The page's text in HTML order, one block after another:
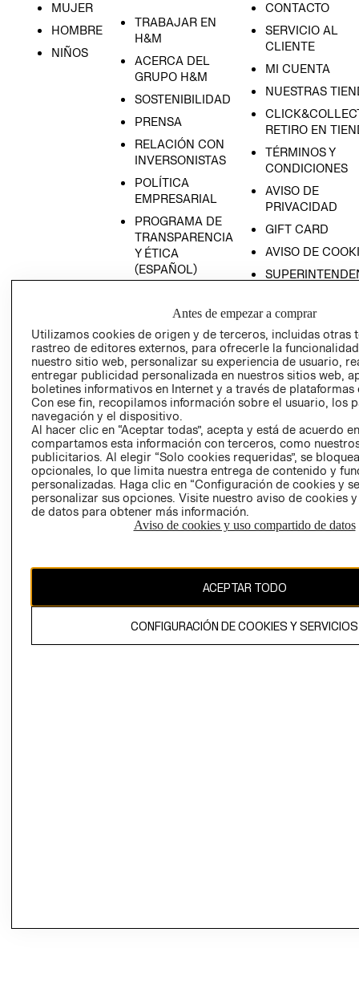
MUJER
HOMBRE
NIÑOS
TRABAJAR EN
H&M
ACERCA DEL
GRUPO H&M
SOSTENIBILIDAD
PRENSA
RELACIÓN CON
INVERSONISTAS
POLÍTICA
EMPRESARIAL
PROGRAMA DE
TRANSPARENCIA
Y ÉTICA
(ESPAÑOL)
TRANSPARENCIA
CONTACTO
SERVICIO AL
CLIENTE
MI CUENTA
NUESTRAS
RETIRO EN
TÉRMINOS Y
CONDICIONES
AVISO DE
PRIVACIDAD
GIFT CARD
AVISO DE
PETICIONES
QUEJAS Y
RECLAMOS
Colombia ($)
CAMBIAR REGIÓN
El contenido de esta página web está protegido por copyright y es
propiedad de H&M Hennes & Mauritz AB.
Antes de empezar a comprar
Utilizamos cookies de origen y de terceros, incluidas otras
rastreo de editores externos, para ofrecerle la
nuestro sitio web, personalizar su experiencia de usuario,
entregar publicidad personalizada en nuestros sitios web,
boletines informativos en Internet y a través de plataformas
Con ese fin, recopilamos información sobre el usuario, los
navegación y el dispositivo.
Al hacer clic en “Aceptar todas”, acepta y está de acuerdo
compartamos esta información con terceros, como
publicitarios. Al elegir “Solo cookies requeridas”, se
opcionales, lo que limita nuestra entrega de contenido y
personalizadas. Haga clic en “Configuración de cookies y
personalizar sus opciones. Visite nuestro aviso de cookies
de datos para obtener más información.
Aviso de cookies y uso compartido de datos
ACEPTAR TODO
CONFIGURACIÓN DE COOKIES Y SERVICIOS